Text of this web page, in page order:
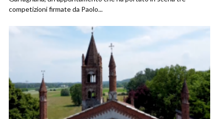
competizioni firmate da Paolo...